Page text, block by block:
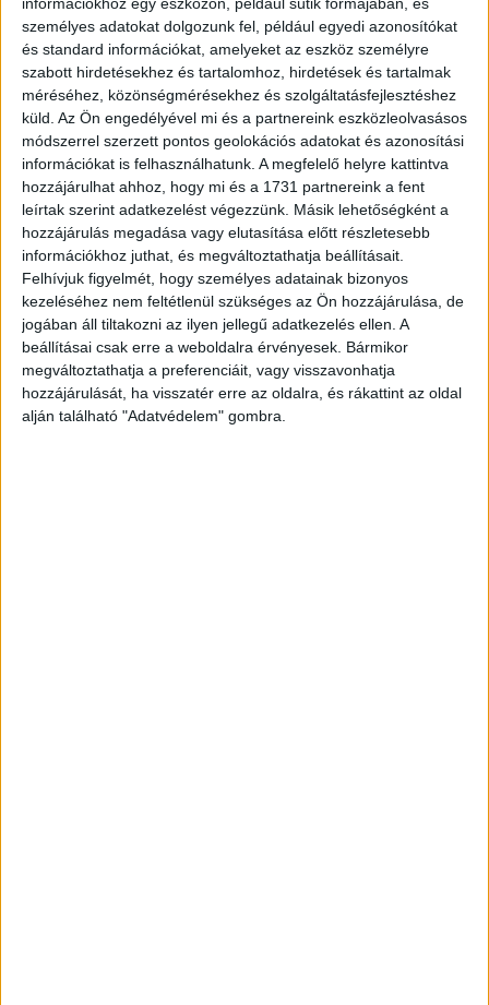
információkhoz egy eszközön, például sütik formájában, és
személyes adatokat dolgozunk fel, például egyedi azonosítókat
és standard információkat, amelyeket az eszköz személyre
szabott hirdetésekhez és tartalomhoz, hirdetések és tartalmak
méréséhez, közönségmérésekhez és szolgáltatásfejlesztéshez
küld. Az Ön engedélyével mi és a partnereink eszközleolvasásos
módszerrel szerzett pontos geolokációs adatokat és azonosítási
információkat is felhasználhatunk. A megfelelő helyre kattintva
hozzájárulhat ahhoz, hogy mi és a 1731 partnereink a fent
leírtak szerint adatkezelést végezzünk. Másik lehetőségként a
hozzájárulás megadása vagy elutasítása előtt részletesebb
információkhoz juthat, és megváltoztathatja beállításait.
Felhívjuk figyelmét, hogy személyes adatainak bizonyos
kezeléséhez nem feltétlenül szükséges az Ön hozzájárulása, de
jogában áll tiltakozni az ilyen jellegű adatkezelés ellen. A
beállításai csak erre a weboldalra érvényesek. Bármikor
megváltoztathatja a preferenciáit, vagy visszavonhatja
hozzájárulását, ha visszatér erre az oldalra, és rákattint az oldal
alján található "Adatvédelem" gombra.
harmadik féltől származó alkalmazásokban, így például a
Google Térképekben kikereshetik, hova menjenek
vacsorázni, és az étterem címét az Üzenetekben
küldhetik el barátjuknak.
A Gemini gyorsabb hozzáféréssel ez a segítség a nap
minden pillanatában támogathatja a felhasználót, például
vacsoratervezéskor az utolsó pillanatban. A felhasználók
például azt mondhatják az asszisztensnek, hogy: „keress
francia, teraszos, kisállatbarát éttermeket a közelben”, és
másodpercek alatt javaslatokat kaphatnak. Ezáltal úgy
választhatnak ki egy helyet, és oszthatják meg azt
barátjukkal, hogy egyetlen szót sem kell hozzá gépelniük.
OLVASTA MÁR?